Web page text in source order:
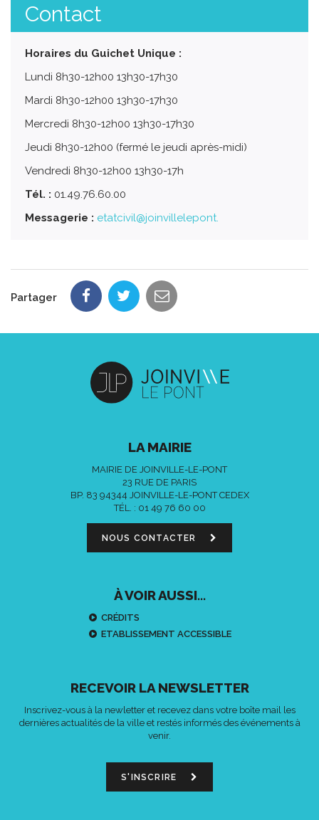
Contact
Horaires du Guichet Unique :
Lundi 8h30-12h00 13h30-17h30
Mardi 8h30-12h00 13h30-17h30
Mercredi 8h30-12h00 13h30-17h30
Jeudi 8h30-12h00 (fermé le jeudi après-midi)
Vendredi 8h30-12h00 13h30-17h
Tél. : 01.49.76.60.00
Messagerie : etatcivil@joinvillelepont.
Partager
LA MAIRIE
MAIRIE DE JOINVILLE-LE-PONT
23 RUE DE PARIS
BP. 83 94344 JOINVILLE-LE-PONT CEDEX
TÉL. : 01 49 76 60 00
NOUS CONTACTER
À VOIR AUSSI...
CRÉDITS
ETABLISSEMENT ACCESSIBLE
RECEVOIR LA NEWSLETTER
Inscrivez-vous à la newletter et recevez dans votre boîte mail les
dernières actualités de la ville et restés informés des événements à
venir.
S'INSCRIRE